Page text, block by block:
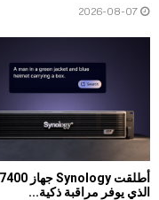
2026-08-07
الذي يوفر مراقبة ذكية...